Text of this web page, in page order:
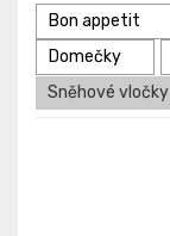
Bon appetit
Domečky
Sněhové vločky